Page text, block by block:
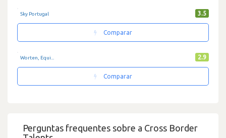
Perguntas frequentes sobre a Cross Border
Sky Portugal 3.5
Comparar
Worten, Equi... 2.9
Comparar